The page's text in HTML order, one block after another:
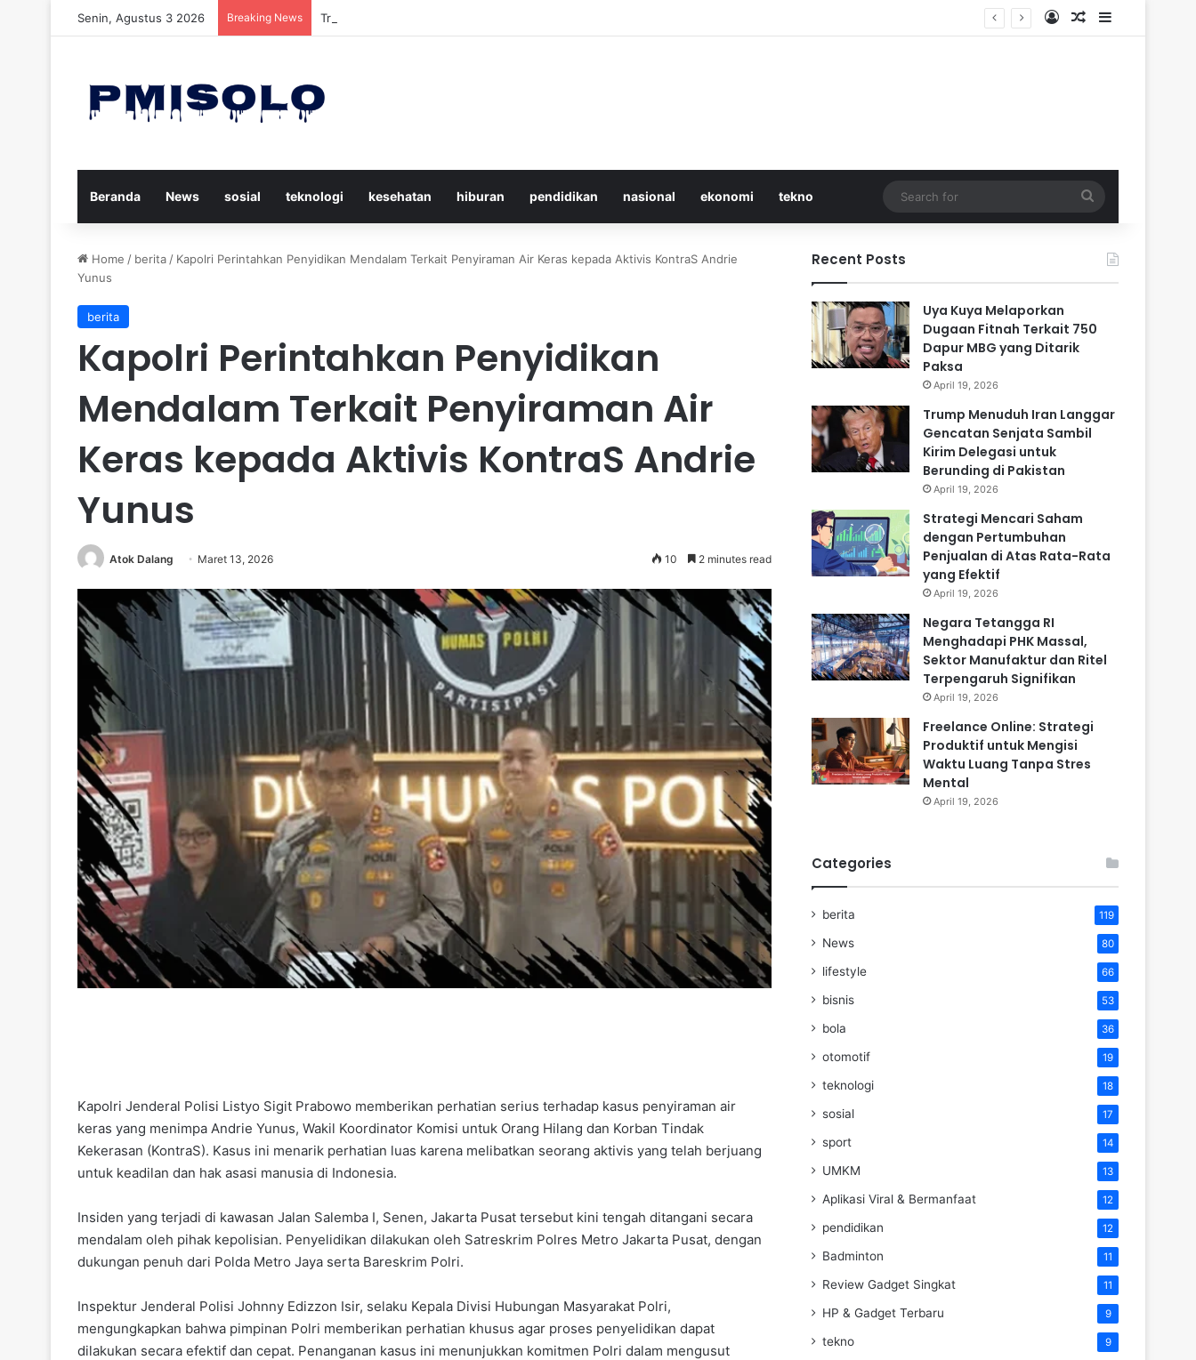
Senin, Agustus 3 2026 Breaking News Trump Menuduh Iran Langgar Gencatan Senjata Sambil Kirim Delegasi untuk Berunding di Pakistan Log InRandom Article
Sidebar
Beranda News sosial teknologi kesehatan hiburan pendidikan nasional ekonomi tekno
for
Home / berita / Kapolri Perintahkan Penyidikan Mendalam Terkait Penyiraman Air Keras kepada Aktivis KontraS Andrie
Yunus
berita
Kapolri Perintahkan Penyidikan
Mendalam Terkait Penyiraman Air
Keras kepada Aktivis KontraS Andrie
Yunus
Atok Dalang Maret 13, 2026 10 2 minutes read
Kapolri Jenderal Polisi Listyo Sigit Prabowo memberikan perhatian serius terhadap kasus penyiraman air
keras yang menimpa Andrie Yunus, Wakil Koordinator Komisi untuk Orang Hilang dan Korban Tindak
Kekerasan (KontraS). Kasus ini menarik perhatian luas karena melibatkan seorang aktivis yang telah berjuang
untuk keadilan dan hak asasi manusia di Indonesia.
Insiden yang terjadi di kawasan Jalan Salemba I, Senen, Jakarta Pusat tersebut kini tengah ditangani secara
mendalam oleh pihak kepolisian. Penyelidikan dilakukan oleh Satreskrim Polres Metro Jakarta Pusat, dengan
dukungan penuh dari Polda Metro Jaya serta Bareskrim Polri.
Inspektur Jenderal Polisi Johnny Edizzon Isir, selaku Kepala Divisi Hubungan Masyarakat Polri,
mengungkapkan bahwa pimpinan Polri memberikan perhatian khusus agar proses penyelidikan dapat
dilakukan secara efektif dan cepat. Penanganan kasus ini menunjukkan komitmen Polri dalam mengusut
Recent Posts
Uya Kuya Melaporkan
Dugaan Fitnah Terkait 750
Dapur MBG yang Ditarik
Paksa
April 19, 2026
Trump Menuduh Iran Langgar
Gencatan Senjata Sambil
Kirim Delegasi untuk
Berunding di Pakistan
April 19, 2026
Strategi Mencari Saham
dengan Pertumbuhan
Penjualan di Atas Rata-Rata
yang Efektif
April 19, 2026
Negara Tetangga RI
Menghadapi PHK Massal,
Sektor Manufaktur dan Ritel
Terpengaruh Signifikan
April 19, 2026
Freelance Online: Strategi
Produktif untuk Mengisi
Waktu Luang Tanpa Stres
Mental
April 19, 2026
Categories
berita 119
News 80
lifestyle 66
bisnis 53
bola 36
otomotif 19
teknologi 18
sosial 17
sport 14
UMKM 13
Aplikasi Viral & Bermanfaat 12
pendidikan 12
Badminton 11
Review Gadget Singkat 11
HP & Gadget Terbaru 9
tekno 9